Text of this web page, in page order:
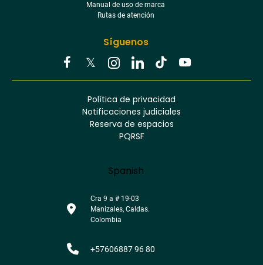
Síguenos
TwitterInstagramLinkedinTiktokYoutube
Manual de uso de marca
Rutas de atención
Política de privacidad
Notificaciones judiciales
Reserva de espacios
PQRSF
Language
Spanish
Cra 9 a # 19-03
Manizales, Caldas.
Colombia
+57606887 96 80